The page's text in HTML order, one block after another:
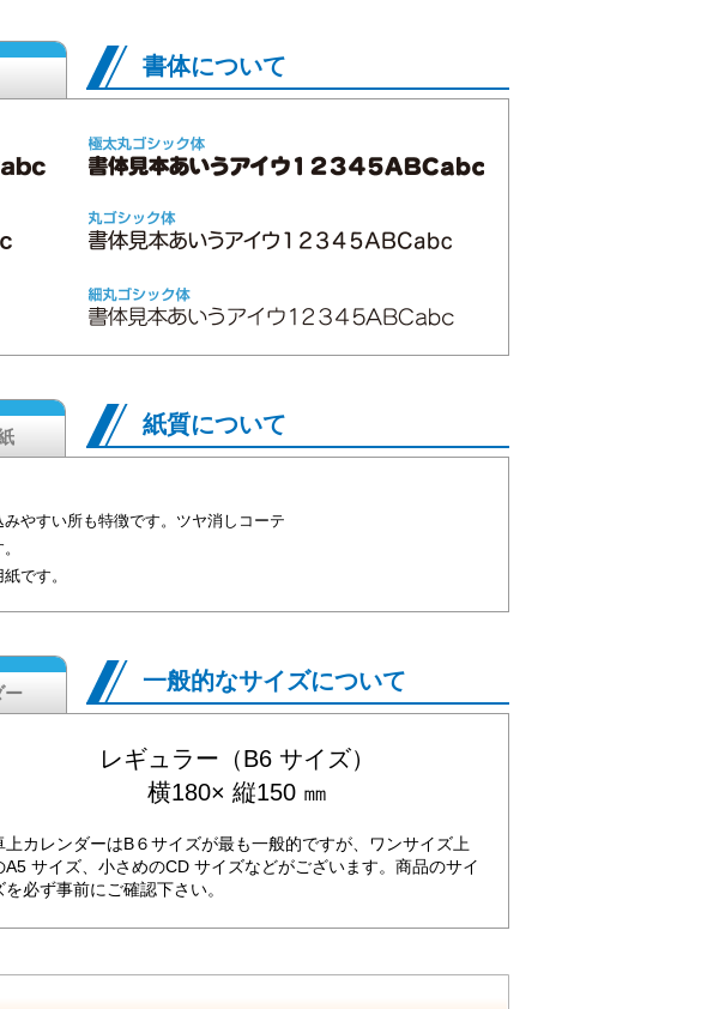
書体について
紙質について
やすい所も特徴です。ツヤ消しコーテ
です。
一般的なサイズについて
ー
レギュラー（B6 サイズ）
横180× 縦150 ㎜
上カレンダーはB６サイズが最も一般的ですが、ワンサイズ上
A5 サイズ、小さめのCD サイズなどがございます。商品のサイ
を必ず事前にご確認下さい。